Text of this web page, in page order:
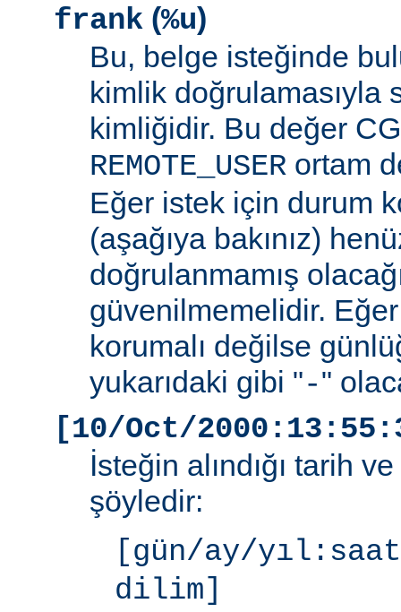
frank (%u)
Bu, belge isteğinde
kimlik doğrulamasıyla
kimliğidir. Bu değer
REMOTE_USER ortam
Eğer istek için durum
(aşağıya bakınız)
doğrulanmamış
güvenilmemelidir.
korumalı değilse
yukarıdaki gibi "-"
[10/Oct/
İsteğin alındığı tarih
şöyledir:
[gün/ay/
dilim]